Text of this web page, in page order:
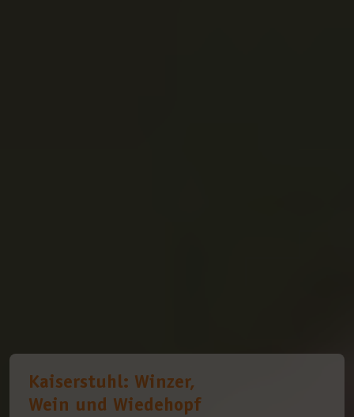
Kaiserstuhl: Winzer,
Wein und Wiedehopf